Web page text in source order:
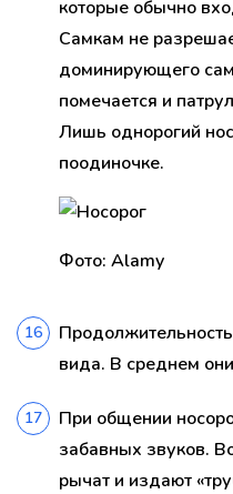
которые обычно
Самкам не
доминирующего
помечается и
Лишь однорогий
поодиночке.
Фото: Alamy
вида. В среднем
При общении
забавных звуков.
рычат и издают